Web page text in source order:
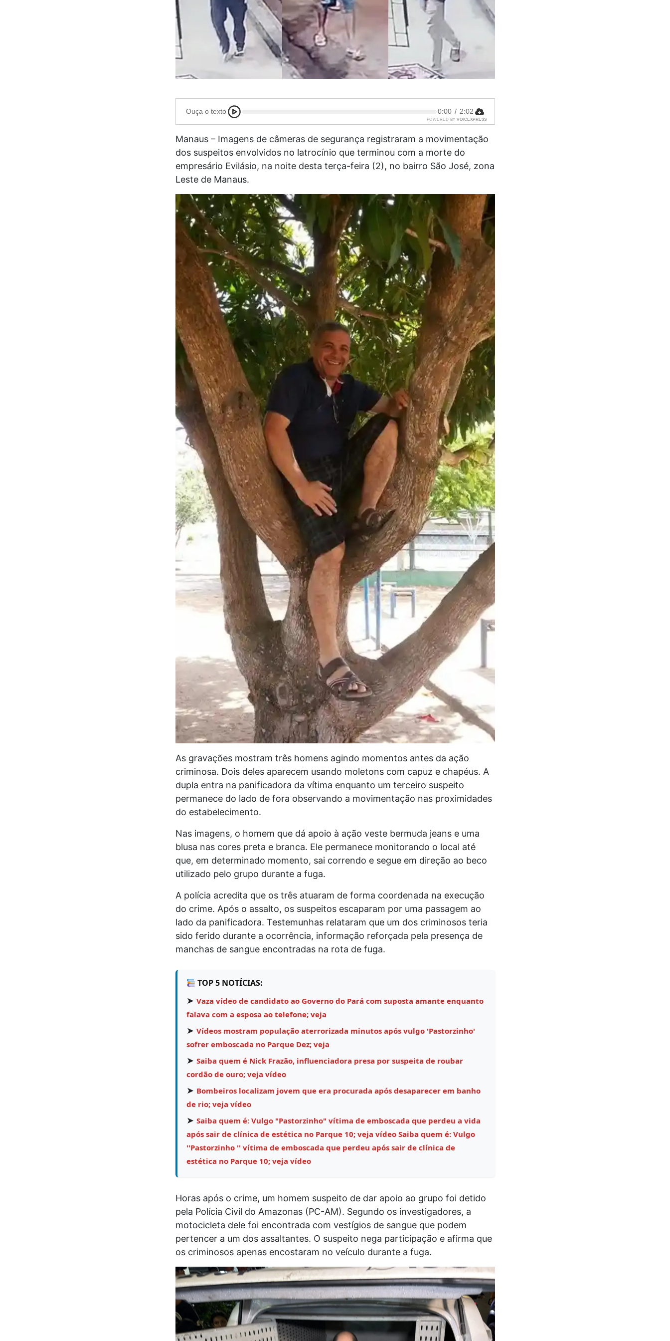
Ouça o texto 0:00 / 2:02
POWERED BY VOICEXPRESS
Manaus – Imagens de câmeras de segurança registraram a movimentação
dos suspeitos envolvidos no latrocínio que terminou com a morte do
empresário Evilásio, na noite desta terça-feira (2), no bairro São José, zona
Leste de Manaus.
As gravações mostram três homens agindo momentos antes da ação
criminosa. Dois deles aparecem usando moletons com capuz e chapéus. A
dupla entra na panificadora da vítima enquanto um terceiro suspeito
permanece do lado de fora observando a movimentação nas proximidades
do estabelecimento.
Nas imagens, o homem que dá apoio à ação veste bermuda jeans e uma
blusa nas cores preta e branca. Ele permanece monitorando o local até
que, em determinado momento, sai correndo e segue em direção ao beco
utilizado pelo grupo durante a fuga.
A polícia acredita que os três atuaram de forma coordenada na execução
do crime. Após o assalto, os suspeitos escaparam por uma passagem ao
lado da panificadora. Testemunhas relataram que um dos criminosos teria
sido ferido durante a ocorrência, informação reforçada pela presença de
manchas de sangue encontradas na rota de fuga.
TOP 5 NOTÍCIAS:
➤ Vaza vídeo de candidato ao Governo do Pará com suposta amante enquanto
falava com a esposa ao telefone; veja
➤ Vídeos mostram população aterrorizada minutos após vulgo 'Pastorzinho'
sofrer emboscada no Parque Dez; veja
➤ Saiba quem é Nick Frazão, influenciadora presa por suspeita de roubar
cordão de ouro; veja vídeo
➤ Bombeiros localizam jovem que era procurada após desaparecer em banho
de rio; veja vídeo
➤ Saiba quem é: Vulgo "Pastorzinho" vítima de emboscada que perdeu a vida
após sair de clínica de estética no Parque 10; veja vídeo Saiba quem é: Vulgo
''Pastorzinho '' vítima de emboscada que perdeu após sair de clínica de
estética no Parque 10; veja vídeo
Horas após o crime, um homem suspeito de dar apoio ao grupo foi detido
pela Polícia Civil do Amazonas (PC-AM). Segundo os investigadores, a
motocicleta dele foi encontrada com vestígios de sangue que podem
pertencer a um dos assaltantes. O suspeito nega participação e afirma que
os criminosos apenas encostaram no veículo durante a fuga.